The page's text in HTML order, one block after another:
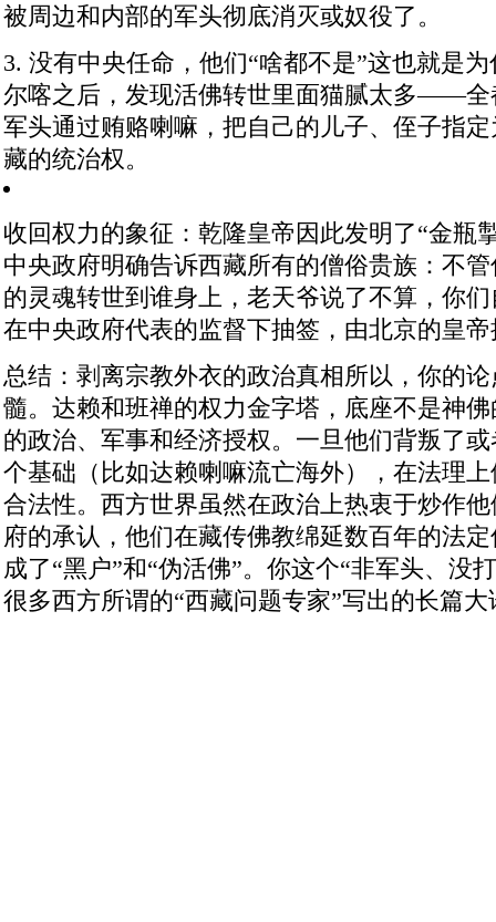
被周边和内部的军头彻底消灭或奴役了。
3. 没有中央任命，他们“啥都不是”这也就是
尔喀之后，发现活佛转世里面猫腻太多——全
军头通过贿赂喇嘛，把自己的儿子、侄子指
藏的统治权。
收回权力的象征 ：乾隆皇帝因此发明了“金瓶
中央政府明确告诉西藏所有的僧俗贵族：不
的灵魂转世到谁身上，老天爷说了不算，你
在中央政府代表的监督下抽签，由北京的皇
总结：剥离宗教外衣的政治真相 所以，你的
髓。达赖和班禅的权力金字塔，底座不是神
的政治、军事和经济授权。 一旦他们背叛了
个基础（比如达赖喇嘛流亡海外），在法理
合法性。西方世界虽然在政治上热衷于炒作
府的承认，他们在藏传佛教绵延数百年的法
成了“黑户”和“伪活佛”。 你这个“非军头、没
很多西方所谓的“西藏问题专家”写出的长篇